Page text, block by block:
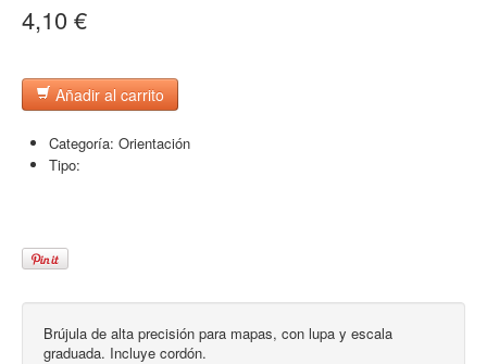
4,10 €
Añadir al carrito
Categoría: Orientación
Tipo:
Brújula de alta precisión para mapas, con lupa y escala
graduada. Incluye cordón.